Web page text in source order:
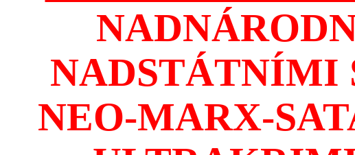
NADSTÁTNÍMI
NEO-MARX-